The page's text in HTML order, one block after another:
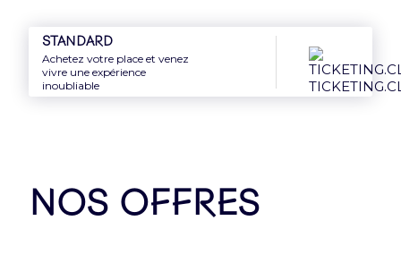
Standard
Achetez votre place et venez
vivre une expérience
inoubliable
NOS OFFRES